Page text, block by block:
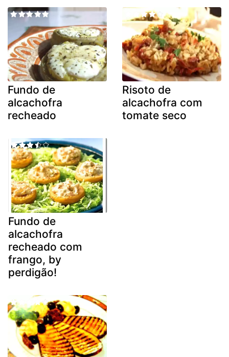
Fundo de
alcachofra
recheado
Risoto de
alcachofra com
tomate seco
Fundo de
alcachofra
recheado com
frango, by
perdigão!